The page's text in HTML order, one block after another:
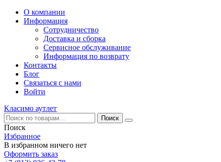
О компании
Информация
Сотрудничество
Доставка и сборка
Сервисное обслуживание
Информация по возврату
Контакты
Блог
Связаться с нами
Войти
Класимо аутлет
Поиск
Избранное
В избранном ничего нет
Оформить заказ